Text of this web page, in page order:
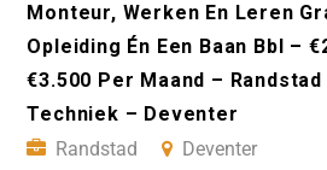
Monteur, Werken En Leren
Opleiding Én Een Baan Bbl –
€3.500 Per Maand – Randstad
Techniek – Deventer
Randstad
Deventer